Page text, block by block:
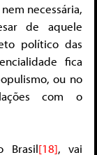
necessária,
de aquele
político das
fica
ou no
com o
Brasil[18], vai